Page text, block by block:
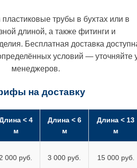
трубы в бухтах или в
длиной, а также фитинги и
Бесплатная доставка
условий — уточняйте
менеджеров.
на доставку
< 4
м
Длина < 6
м
Длина < 13
м
2 000 руб. 3 000 руб. 15 000 руб.